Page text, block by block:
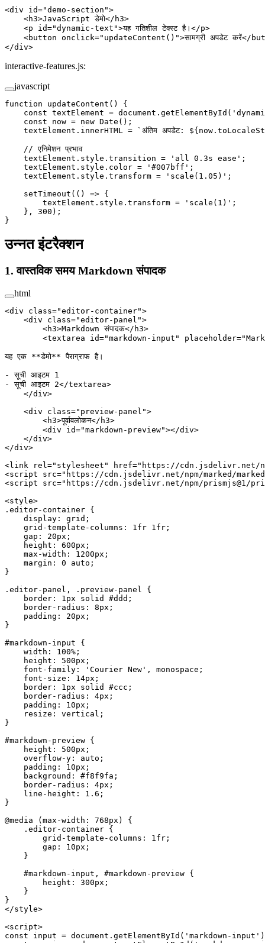
<div id="demo-section">
    <
h3>JavaScript डेमो</ h3>
    <
p id="dynamic-text">यह गतिशील टेक्स्ट है।</p>
    <
button onclick=" updateContent ()">सामग्री अपडेट करें</
</div>
interactive-features.js:
javascript
function updateContent () {
    const
textElement = document. getElementById (
    const
now = new Date ();
    textElement.innerHTML
= `अंतिम अपडेट: ${ now .
    // एनिमेशन प्रभाव
    textElement.style.transition
= 'all 0.3s ease' ;
    textElement.style.color
= '#007bff' ;
    textElement.style.transform
= 'scale(1.05)' ;
    setTimeout
(() => {
        textElement.style.transform
= 'scale(1)' ;
    },
300 );
}
उन्नत इंटरैक्शन
1. वास्तविक समय Markdown संपादक
html
<div class="editor-container">
    <
div class="editor-panel">
        <
h3>Markdown संपादक</ h3>
        <
textarea id="markdown-input" placeholder=
यह एक **डेमो** पैराग्राफ है।
- सूची आइटम 1
- सूची आइटम 2</textarea>
    </
div>
    <
div class="preview-panel">
        <
h3>पूर्वावलोकन</ h3>
        <
div id="markdown-preview"></div>
    </
div>
</div>
<link rel="stylesheet" href="https://cdn.jsdelivr.net/
<script src="https://cdn.jsdelivr.net/npm/marked/
<script src="https://cdn.jsdelivr.net/npm/prismjs@1/
<style>
.editor-container {
    display
: grid ;
    grid-template-columns
: 1fr 1fr ;
    gap
: 20px ;
    height
: 600px ;
    max-width
: 1200px ;
    margin
: 0 auto ;
}
.editor-panel , .preview-panel {
    border
: 1px solid #ddd ;
    border-radius
: 8px ;
    padding
: 20px ;
}
#markdown-input {
    width
: 100% ;
    height
: 500px ;
    font-family
: 'Courier New' , monospace ;
    font-size
: 14px ;
    border
: 1px solid #ccc ;
    border-radius
: 4px ;
    padding
: 10px ;
    resize
: vertical ;
}
#markdown-preview {
    height
: 500px ;
    overflow-y
: auto ;
    padding
: 10px ;
    background
: #f8f9fa ;
    border-radius
: 4px ;
    line-height
: 1.6 ;
}
@media ( max-width : 768px ) {
    .editor-container
{
        grid-template-columns
: 1fr ;
        gap
: 10px ;
    }
    #markdown-input
, #markdown-preview {
        height
: 300px ;
    }
}
</style>
<script>
const input = document. getElementById ( 'markdown-input'